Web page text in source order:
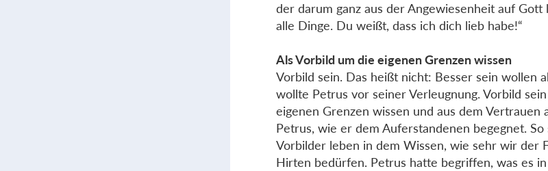
der darum ganz aus der Angewiesenheit auf Gott
alle Dinge. Du weißt, dass ich dich lieb habe!“
Als Vorbild um die eigenen Grenzen wissen
Vorbild sein. Das heißt nicht: Besser sein wollen
wollte Petrus vor seiner Verleugnung. Vorbild
eigenen Grenzen wissen und aus dem Vertrauen
Petrus, wie er dem Auferstandenen begegnet. So
Vorbilder leben in dem Wissen, wie sehr wir der
Hirten bedürfen. Petrus hatte begriffen, was es